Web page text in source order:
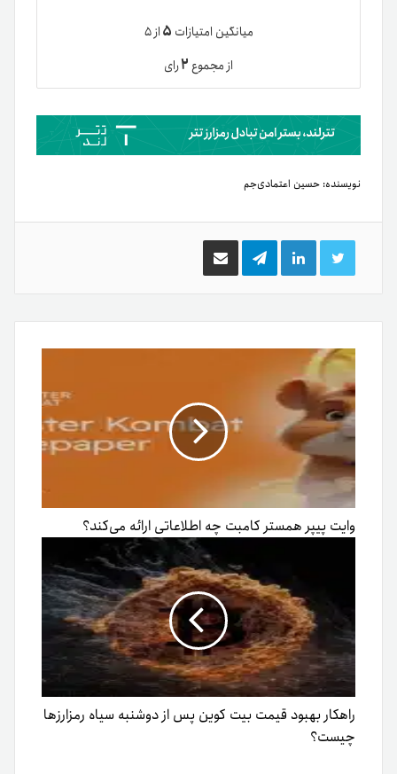
میانگین امتیازات ۵از ۵
از مجموع۲رای
نویسنده: حسین اعتمادی‌جم
توییتر لینکدینتلگرام اشتراک
گذاری
ایمیل
وایت پیپر همستر کامبت چه اطلاعاتی ارائه می‌کند؟
راهکار بهبود قیمت بیت کوین پس از دوشنبه سیاه رمزارزها
چیست؟